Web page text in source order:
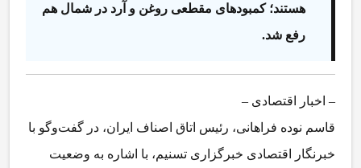
هستند؛ کمبودهای مقطعی روغن و آرد در شمال هم
رفع شد.
– اخبار اقتصادی –
قاسم نوده فراهانی، رئیس اتاق اصناف ایران، در گفت‌وگو با
خبرنگار اقتصادی خبرگزاری تسنیم، با اشاره به وضعیت